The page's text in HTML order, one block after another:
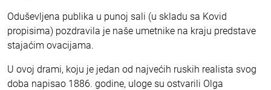
Oduševljena publika u punoj sali (u skladu sa Kovid
propisima) pozdravila je naše umetnike na kraju predstave
stajaćim ovacijama.
U ovoj drami, koju je jedan od najvećih ruskih realista svog
doba napisao 1886. godine, uloge su ostvarili Olga